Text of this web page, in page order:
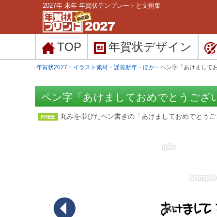
2027年 未年 年賀状テンプレートと文例集
TOP 年賀状デザイン
年賀状2027 イラスト素材 謹賀新年・ほか ペン字「あけまして
ペン字「あけましておめでとうござ
FREE 丸みを帯びたペン書きの「あけましておめでとう